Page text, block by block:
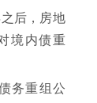
后，房地
境内债重
务重组公